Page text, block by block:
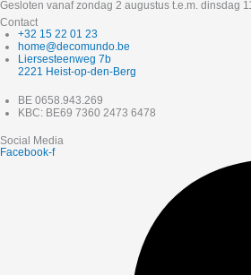
Gesloten vanaf zondag 2 augustus t.e.m. dinsdag
Contact
+32 15 22 01 23
home@decomundo.be
Liersesteenweg 7b
2221 Heist-op-den-Berg
BE 0658.943.269
KBC: BE69 7360 2473 6478
Social Media
Facebook-f